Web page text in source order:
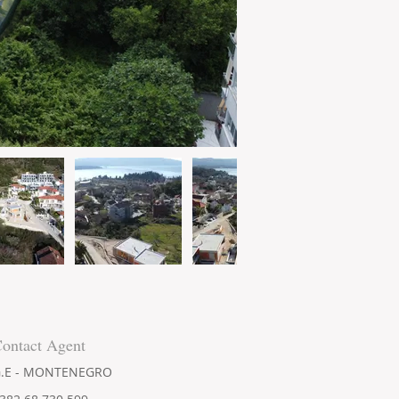
Agent
- MONTENEGRO